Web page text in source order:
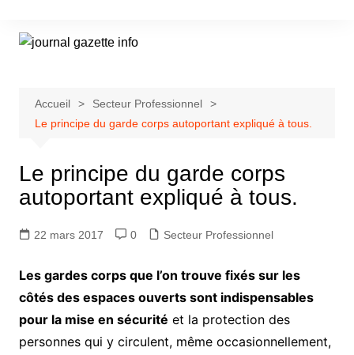
contenu
Accueil
Secteur Professionnel
Le principe du garde corps autoportant expliqué à tous.
Le principe du garde corps
autoportant expliqué à tous.
22 mars 2017 0 Secteur Professionnel
Les gardes corps que l’on trouve fixés sur les
côtés des espaces ouverts sont indispensables
pour la mise en sécurité et la protection des
personnes qui y circulent, même occasionnellement,